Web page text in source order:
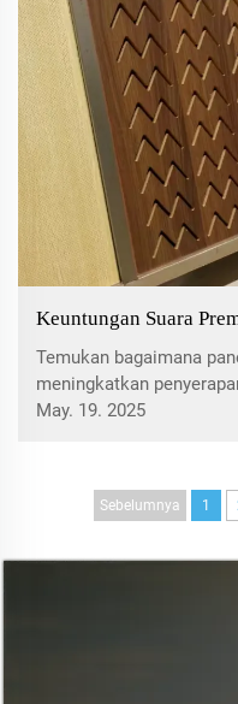
Keuntungan Suara
Temukan bagaimana
meningkatkan
pengalaman auditori di
May. 19. 2025
Sebelumnya 1